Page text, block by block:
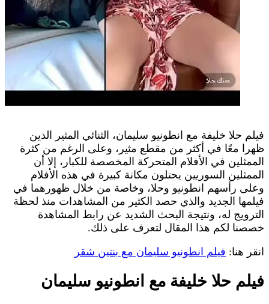
فيلم حلا خليفة مع انطونيو سليمان، الثنائي المثير الذين
ظهرا معًا في أكثر من مقطع مثير، وعلى الرغم من كثرة
الممثلين في الأفلام المتحركة المخصصة للكبار، إلا أن
الممثلين السوريين يحتلون مكانة كبيرة في هذه الأفلام
وعلى رأسهم انطونيو وحلا، وخاصة من خلال ظهورهما في
فيلمها الجديد والذي حصد الكثير من المشاهدات منذ لحظة
الترويج له، ونتيجة البحث الشديد عن رابط المشاهدة
خصصنا لكم هذا المقال لتعرف على ذلك.
انقر هنا: فيلم انطونيو سليمان مع بنتين شقر
فيلم حلا خليفة مع انطونيو سليمان